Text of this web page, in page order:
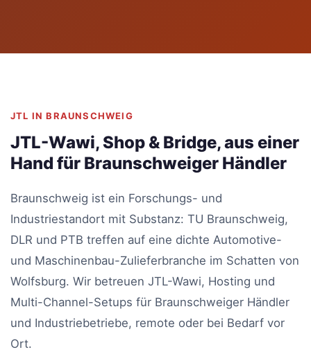
JTL IN BRAUNSCHWEIG
JTL-Wawi, Shop & Bridge, aus einer
Hand für Braunschweiger Händler
Braunschweig ist ein Forschungs- und
Industriestandort mit Substanz: TU Braunschweig,
DLR und PTB treffen auf eine dichte Automotive-
und Maschinenbau-Zulieferbranche im Schatten von
Wolfsburg. Wir betreuen JTL-Wawi, Hosting und
Multi-Channel-Setups für Braunschweiger Händler
und Industriebetriebe, remote oder bei Bedarf vor
Ort.